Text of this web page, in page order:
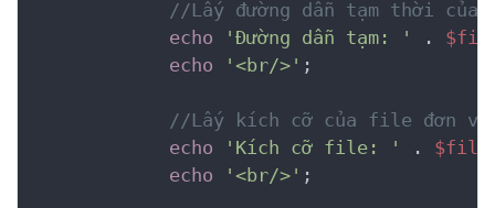
//Lấy đường dẫn tạm thời
echo
'Đường dẫn tạm: ' .
echo
'<br/>' ;
//Lấy kích cỡ của file đơn vị
echo
'Kích cỡ file: ' . $file
echo
'<br/>' ;